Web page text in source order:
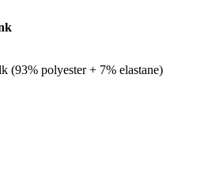
(93% polyester + 7% elastane)